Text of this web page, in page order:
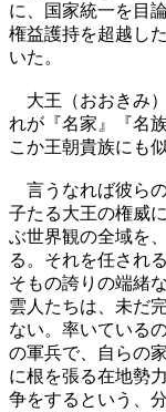
に、国家統一を目
権益護持を超越し
いた。
大王（おおきみ
れが『名家』『名
こか王朝貴族にも
言うなれば彼ら
子たる大王の権威
ぶ世界観の全域を
る。それを任され
そもの誇りの端緒
雲人たちは、未だ
ない。率いている
の軍兵で、自らの
に根を張る在地勢
争をするという、